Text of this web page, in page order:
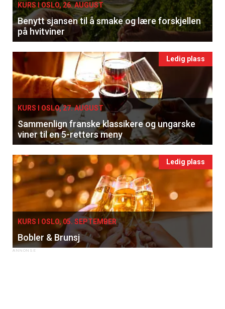
KURS I OSLO, 26. AUGUST
Benytt sjansen til å smake og lære forskjellen
på hvitviner
Ledig plass
KURS I OSLO, 27. AUGUST
Sammenlign franske klassikere og ungarske
viner til en 5-retters meny
Ledig plass
KURS I OSLO, 05. SEPTEMBER
Bobler & Brunsj